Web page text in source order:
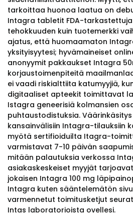
tarkoittaa huonoa laatua on
Intagra tabletit FDA-
tehokkuuden kuin tuotemerkki
ajatus, että huomaamaton
yksityisyytesi; hyvämaineiset
anonyymit pakkaukset Intagra
korjaustoimenpiteitä
ei vaadi riskialttiita katumyyjiä,
digitaaliset apteekit toimittavat
Istagra geneerisiä kolmansien
puhtaustodistuksia.
kansainvälisiin Intagra-tilauksiin
myötä sertifioiduilta Itagra-
varmistavat 7-10 päivän
mitään palautuksia verkossa
asiakaskeskeiset myyjät
jokaisen Intagra 100 mg
Intagra kuten sääntelemätön
varmennetut toimitusketjut
Intas laboratorioista ovellesi.